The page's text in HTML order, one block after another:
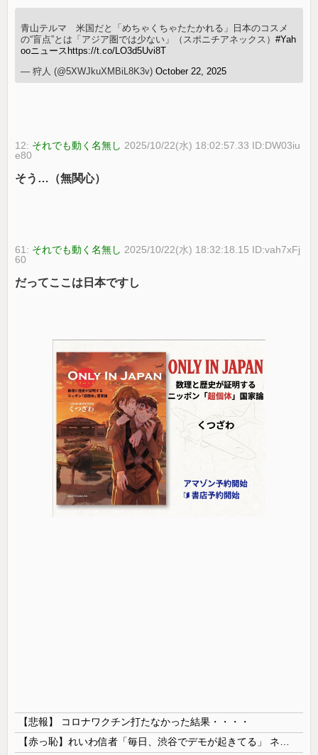
青山テルマ 米国だと「めちゃくちゃたたかれる」日本のコスメ
の“盲点”とは「アジア圏では少ない」（スポニチアネックス）#Yah
ooニュース https://t.co/LO3d5Uvi8T
— 狩人 (@5XWJkuXMBiL8K3v)October 22, 2025
12: それでも動く名無し 2025/10/22(水) 18:02:57.33 ID:DW03iu
e80
そう…（無関心）
61: それでも動く名無し 2025/10/22(水) 18:32:18.15 ID:vah7xFj
60
だってここは日本ですし
【悲報】 コロナワクチン打たなかった結果・・・・